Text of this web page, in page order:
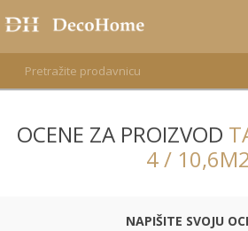
REGISTRUJTE SE
OCENE ZA PROIZVOD
4 / 10,6M2
NAPIŠITE SVOJU